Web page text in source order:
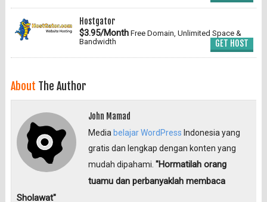
Hostgator
$3.95/MonthFree Domain, Unlimited Space &
Bandwidth
GET HOST
About The Author
John Mamad
Media belajar WordPress Indonesia yang
gratis dan lengkap dengan konten yang
mudah dipahami."Hormatilah orang
tuamu dan perbanyaklah membaca
Sholawat"